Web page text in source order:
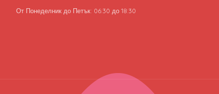
От Понеделник до Петък: 06:30 до 18:30